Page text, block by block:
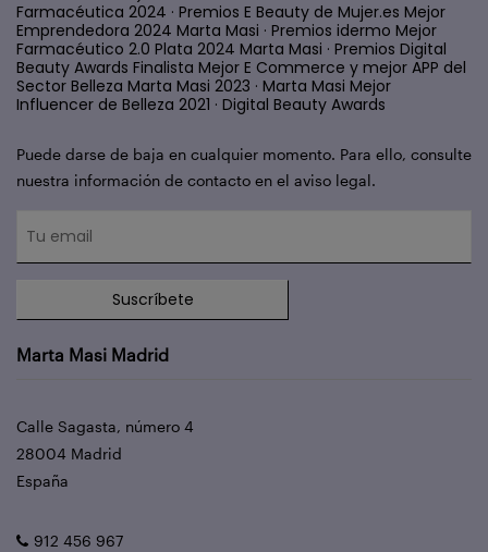
Farmacéutica 2024 · Premios E Beauty de Mujer.es Mejor
Emprendedora 2024 Marta Masi · Premios idermo Mejor
Farmacéutico 2.0 Plata 2024 Marta Masi · Premios Digital
Beauty Awards Finalista Mejor E Commerce y mejor APP del
Sector Belleza Marta Masi 2023 · Marta Masi Mejor
Influencer de Belleza 2021 · Digital Beauty Awards
Puede darse de baja en cualquier momento. Para ello, consulte
nuestra información de contacto en el aviso legal.
Suscríbete
Marta Masi Madrid
Calle Sagasta, número 4
28004 Madrid
España
912 456 967